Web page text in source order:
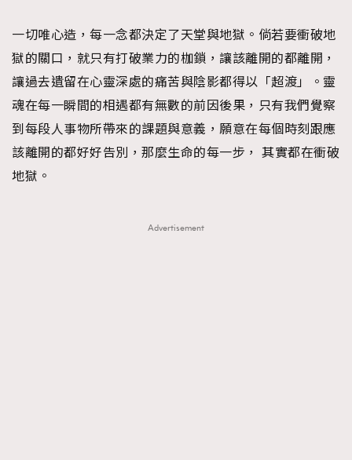
一切唯心造，每一念都決定了天堂與地獄。倘若要衝破地
獄的關口，就只有打破業力的枷鎖，讓該離開的都離開，
讓過去遺留在心靈深處的痛苦與陰影都得以「超渡」。靈
魂在每一瞬間的相遇都有無數的前因後果，只有我們覺察
到每段人事物所帶來的課題與意義，願意在每個時刻跟應
該離開的都好好告別，那麼生命的每一步， 其實都在衝破
地獄。
Advertisement